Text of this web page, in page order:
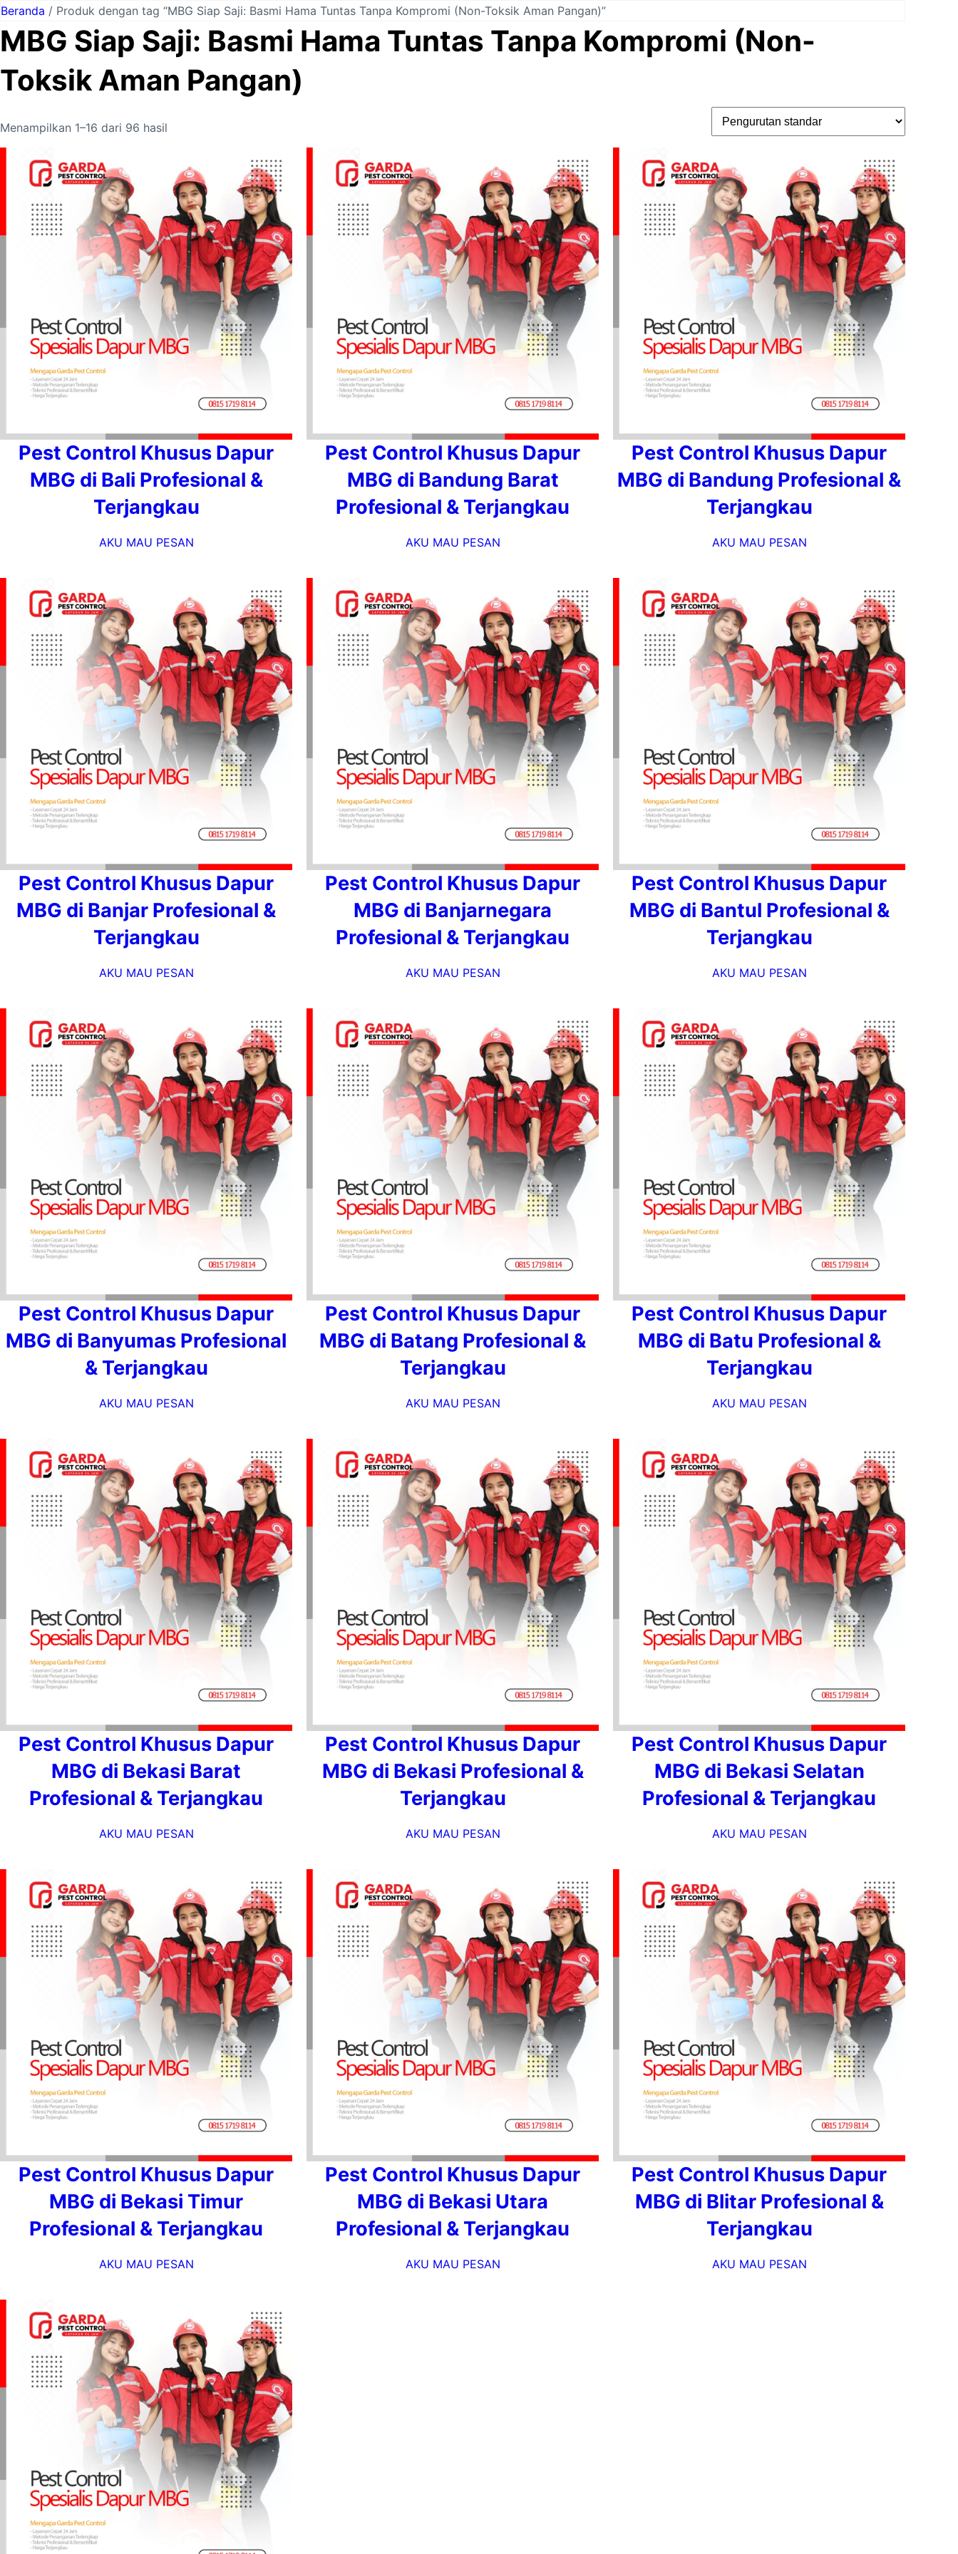
Lewati
ke
konten
Beranda / Produk dengan tag “MBG Siap Saji: Basmi Hama Tuntas Tanpa Kompromi (Non-Toksik Aman Pangan)”
MBG Siap Saji: Basmi Hama Tuntas Tanpa Kompromi (Non-
Toksik Aman Pangan)
Menampilkan 1–16 dari 96 hasil
Pest Control Khusus Dapur
MBG di Bali Profesional &
Terjangkau
AKU MAU PESAN
Pest Control Khusus Dapur
MBG di Bandung Barat
Profesional & Terjangkau
AKU MAU PESAN
Pest Control Khusus Dapur
MBG di Bandung Profesional &
Terjangkau
AKU MAU PESAN
Pest Control Khusus Dapur
MBG di Banjar Profesional &
Terjangkau
AKU MAU PESAN
Pest Control Khusus Dapur
MBG di Banjarnegara
Profesional & Terjangkau
AKU MAU PESAN
Pest Control Khusus Dapur
MBG di Bantul Profesional &
Terjangkau
AKU MAU PESAN
Pest Control Khusus Dapur
MBG di Banyumas Profesional
& Terjangkau
AKU MAU PESAN
Pest Control Khusus Dapur
MBG di Batang Profesional &
Terjangkau
AKU MAU PESAN
Pest Control Khusus Dapur
MBG di Batu Profesional &
Terjangkau
AKU MAU PESAN
Pest Control Khusus Dapur
MBG di Bekasi Barat
Profesional & Terjangkau
AKU MAU PESAN
Pest Control Khusus Dapur
MBG di Bekasi Profesional &
Terjangkau
AKU MAU PESAN
Pest Control Khusus Dapur
MBG di Bekasi Selatan
Profesional & Terjangkau
AKU MAU PESAN
Pest Control Khusus Dapur
MBG di Bekasi Timur
Profesional & Terjangkau
AKU MAU PESAN
Pest Control Khusus Dapur
MBG di Bekasi Utara
Profesional & Terjangkau
AKU MAU PESAN
Pest Control Khusus Dapur
MBG di Blitar Profesional &
Terjangkau
AKU MAU PESAN